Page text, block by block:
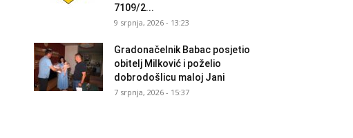
7109/2...
9 srpnja, 2026 - 13:23
Gradonačelnik Babac posjetio
obitelj Milković i poželio
dobrodošlicu maloj Jani
7 srpnja, 2026 - 15:37